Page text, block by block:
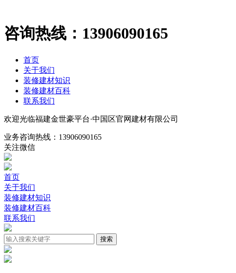
咨询热线： 13906090165
首页
关于我们
装修建材知识
装修建材百科
联系我们
欢迎光临福建金世豪平台·中国区官网建材有限公司
业务咨询热线： 13906090165
关注微信
首页
关于我们
装修建材知识
装修建材百科
联系我们